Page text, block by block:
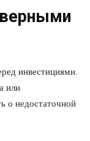
инвестициями.
или
о недостаточной